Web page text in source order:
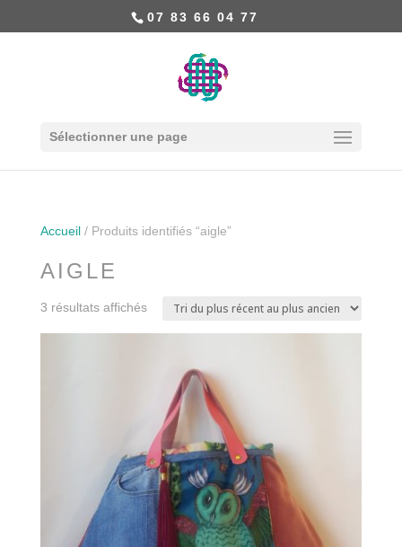
07 83 66 04 77
Sélectionner une page
Accueil/ Produits identifiés “aigle”
AIGLE
3 résultats affichés